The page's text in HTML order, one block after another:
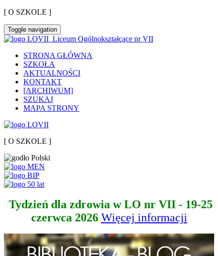
[ O SZKOLE ]
Toggle navigation
Liceum Ogólnokształcące nr VII
STRONA GŁÓWNA
SZKOŁA
AKTUALNOŚCI
KONTAKT
[ARCHIWUM]
SZUKAJ
MAPA STRONY
[ O SZKOLE ]
Tydzień dla zdrowia w LO nr VII - 19-25
czerwca 2026 Więcej informacji